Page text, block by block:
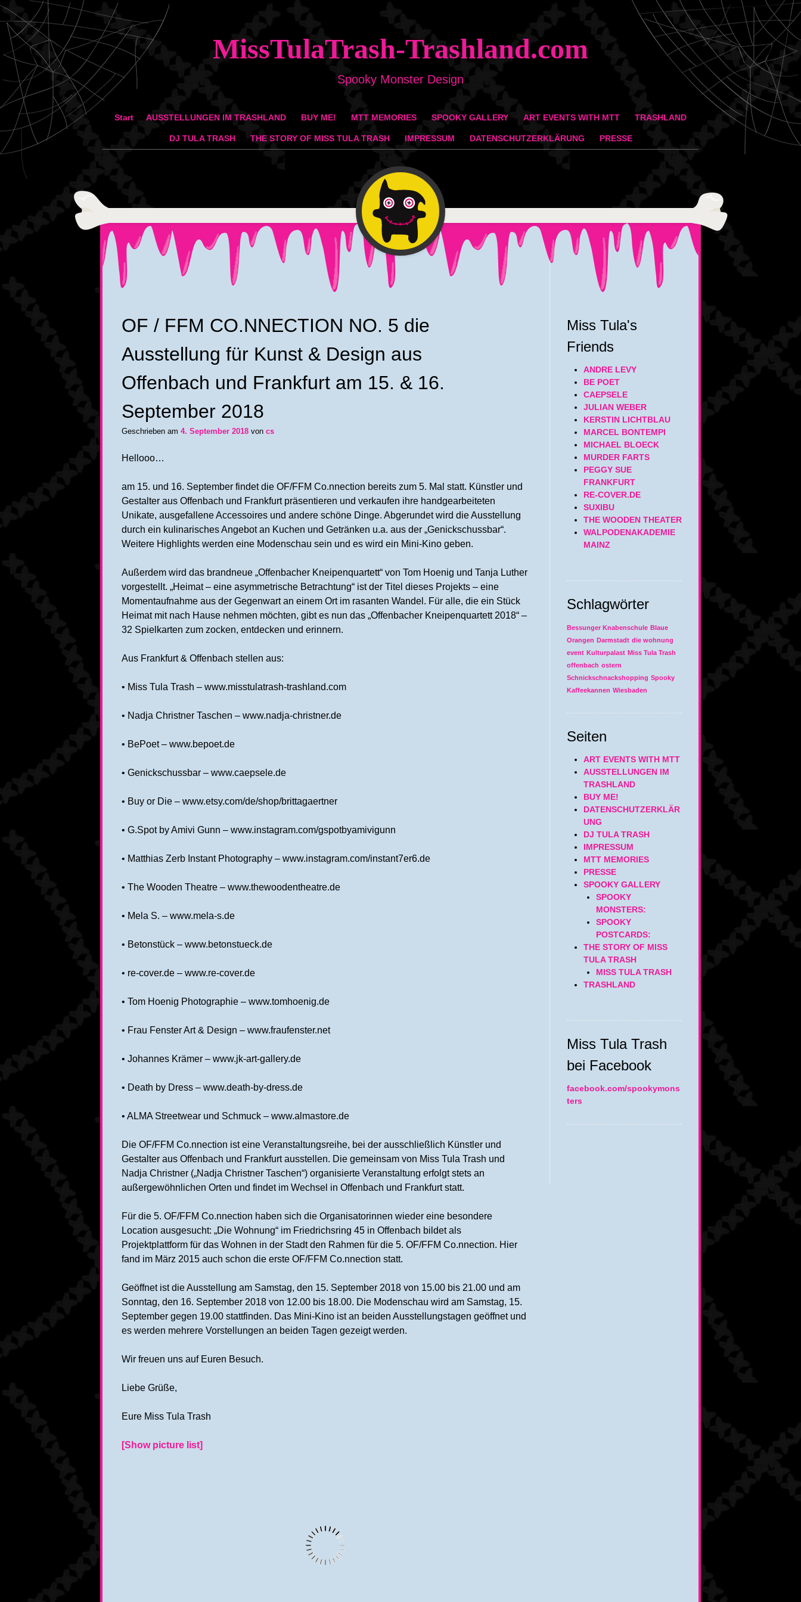
MissTulaTrash-Trashland.com
Spooky Monster Design
Zum Inhalt springen
Start AUSSTELLUNGEN IM TRASHLAND BUY ME! MTT MEMORIES SPOOKY GALLERY ART EVENTS WITH MTT TRASHLAND
DJ TULA TRASH THE STORY OF MISS TULA TRASH IMPRESSUM DATENSCHUTZERKLÄRUNG PRESSE
OF / FFM CO.NNECTION NO. 5 die
Ausstellung für Kunst & Design aus
Offenbach und Frankfurt am 15. & 16.
September 2018
Geschrieben am 4. September 2018 von cs
Hellooo…
am 15. und 16. September findet die OF/FFM Co.nnection bereits zum 5. Mal statt. Künstler und
Gestalter aus Offenbach und Frankfurt präsentieren und verkaufen ihre handgearbeiteten
Unikate, ausgefallene Accessoires und andere schöne Dinge. Abgerundet wird die Ausstellung
durch ein kulinarisches Angebot an Kuchen und Getränken u.a. aus der „Genickschussbar“.
Weitere Highlights werden eine Modenschau sein und es wird ein Mini-Kino geben.
Außerdem wird das brandneue „Offenbacher Kneipenquartett“ von Tom Hoenig und Tanja Luther
vorgestellt. „Heimat – eine asymmetrische Betrachtung“ ist der Titel dieses Projekts – eine
Momentaufnahme aus der Gegenwart an einem Ort im rasanten Wandel. Für alle, die ein Stück
Heimat mit nach Hause nehmen möchten, gibt es nun das „Offenbacher Kneipenquartett 2018“ –
32 Spielkarten zum zocken, entdecken und erinnern.
Aus Frankfurt & Offenbach stellen aus:
• Miss Tula Trash – www.misstulatrash-trashland.com
• Nadja Christner Taschen – www.nadja-christner.de
• BePoet – www.bepoet.de
• Genickschussbar – www.caepsele.de
• Buy or Die – www.etsy.com/de/shop/brittagaertner
• G.Spot by Amivi Gunn – www.instagram.com/gspotbyamivigunn
• Matthias Zerb Instant Photography – www.instagram.com/instant7er6.de
• The Wooden Theatre – www.thewoodentheatre.de
• Mela S. – www.mela-s.de
• Betonstück – www.betonstueck.de
• re-cover.de – www.re-cover.de
• Tom Hoenig Photographie – www.tomhoenig.de
• Frau Fenster Art & Design – www.fraufenster.net
• Johannes Krämer – www.jk-art-gallery.de
• Death by Dress – www.death-by-dress.de
• ALMA Streetwear und Schmuck – www.almastore.de
Die OF/FFM Co.nnection ist eine Veranstaltungsreihe, bei der ausschließlich Künstler und
Gestalter aus Offenbach und Frankfurt ausstellen. Die gemeinsam von Miss Tula Trash und
Nadja Christner („Nadja Christner Taschen“) organisierte Veranstaltung erfolgt stets an
außergewöhnlichen Orten und findet im Wechsel in Offenbach und Frankfurt statt.
Für die 5. OF/FFM Co.nnection haben sich die Organisatorinnen wieder eine besondere
Location ausgesucht: „Die Wohnung“ im Friedrichsring 45 in Offenbach bildet als
Projektplattform für das Wohnen in der Stadt den Rahmen für die 5. OF/FFM Co.nnection. Hier
fand im März 2015 auch schon die erste OF/FFM Co.nnection statt.
Geöffnet ist die Ausstellung am Samstag, den 15. September 2018 von 15.00 bis 21.00 und am
Sonntag, den 16. September 2018 von 12.00 bis 18.00. Die Modenschau wird am Samstag, 15.
September gegen 19.00 stattfinden. Das Mini-Kino ist an beiden Ausstellungstagen geöffnet und
es werden mehrere Vorstellungen an beiden Tagen gezeigt werden.
Wir freuen uns auf Euren Besuch.
Liebe Grüße,
Eure Miss Tula Trash
[Show picture list]
Miss Tula's
Friends
ANDRE LEVY
BE POET
CAEPSELE
JULIAN WEBER
KERSTIN LICHTBLAU
MARCEL BONTEMPI
MICHAEL BLOECK
MURDER FARTS
PEGGY SUE
FRANKFURT
RE-COVER.DE
SUXIBU
THE WOODEN THEATER
WALPODENAKADEMIE
MAINZ
Schlagwörter
Bessunger Knabenschule Blaue
Orangen Darmstadt die wohnung
event Kulturpalast Miss Tula Trash
offenbach ostern
Schnickschnackshopping Spooky
Kaffeekannen Wiesbaden
Seiten
ART EVENTS WITH MTT
AUSSTELLUNGEN IM
TRASHLAND
BUY ME!
DATENSCHUTZERKLÄR
UNG
DJ TULA TRASH
IMPRESSUM
MTT MEMORIES
PRESSE
SPOOKY GALLERY
SPOOKY
MONSTERS:
SPOOKY
POSTCARDS:
THE STORY OF MISS
TULA TRASH
MISS TULA TRASH
TRASHLAND
Miss Tula Trash
bei Facebook
facebook.com/spookymons
ters